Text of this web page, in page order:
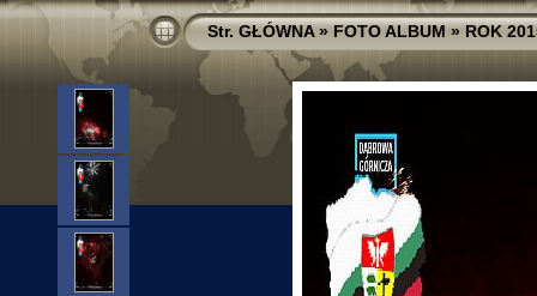
Str. GŁÓWNA»FOTO ALBUM»ROK